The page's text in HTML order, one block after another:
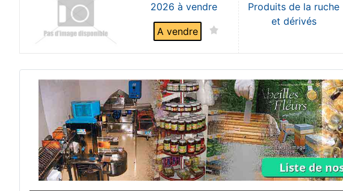
2026 à vendre
A vendre
Produits de la ruche
et dérivés